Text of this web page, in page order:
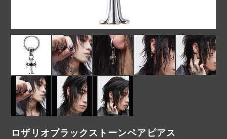
ロザリオブラックストーンペアピアス